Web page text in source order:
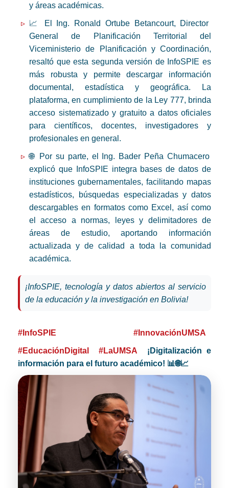
y áreas académicas.
📈 El Ing. Ronald Ortube Betancourt, Director
General de Planificación Territorial del
Viceministerio de Planificación y Coordinación,
resaltó que esta segunda versión de InfoSPIE es
más robusta y permite descargar información
documental, estadística y geográfica. La
plataforma, en cumplimiento de la Ley 777, brinda
acceso sistematizado y gratuito a datos oficiales
para científicos, docentes, investigadores y
profesionales en general.
🌐 Por su parte, el Ing. Bader Peña Chumacero
explicó que InfoSPIE integra bases de datos de
instituciones gubernamentales, facilitando mapas
estadísticos, búsquedas especializadas y datos
descargables en formatos como Excel, así como
el acceso a normas, leyes y delimitadores de
áreas de estudio, aportando información
actualizada y de calidad a toda la comunidad
académica.
¡InfoSPIE, tecnología y datos abiertos al servicio
de la educación y la investigación en Bolivia!
#InfoSPIE #InnovaciónUMSA
#EducaciónDigital #LaUMSA
¡Digitalización e
información para el futuro académico! 📊🌐📈